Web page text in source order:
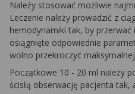
Należy stosować możliwie
Leczenie należy prowadzić z
hemodynamiki tak, by
osiągnięte odpowiednie
wolno przekroczyć
Początkowe 10 - 20 ml należy
ścisłą obserwację pacjenta tak,